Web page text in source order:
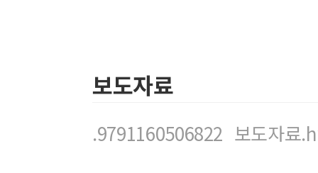
9.2태그와 URL Rewriting
9.3쿠키를 이용한 웹 페이지 연동 기능
9.6세션을 이용한 로그인 예제
보도자료
.9791160506822_보도자료